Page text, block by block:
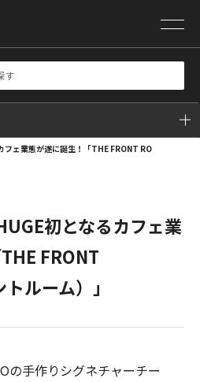
フェ業態が遂に誕生！「THE FRONT RO
初となるカフェ業
FRONT
ルーム）」
の手作りシグネチャーチー